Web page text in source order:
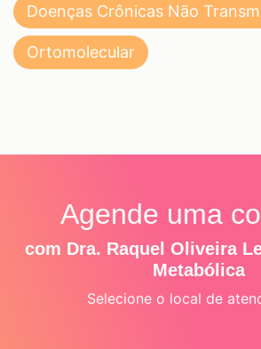
Doenças Crônicas Não
Ortomolecular
Agende uma
com Dra. Raquel Oliveira
Metabólica
Selecione o local de